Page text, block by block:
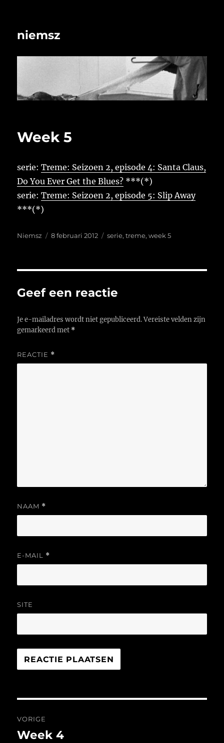
niemsz
Week 5
serie:Treme: Seizoen 2, episode 4: Santa Claus,
Do You Ever Get the Blues? ***(*)
serie:Treme: Seizoen 2, episode 5: Slip Away
***(*)
Auteur
Niemsz
Geplaatst
8 februari 2012 Tags
serie,treme,week 5
Geef een reactie
Je e-mailadres wordt niet gepubliceerd. Vereiste velden zijn
gemarkeerd met *
REACTIE *
NAAM *
E-MAIL *
SITE
navigatie
VORIGE
Vorig
Week 4